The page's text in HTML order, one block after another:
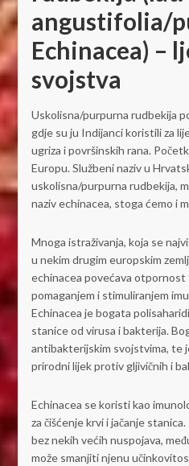
angustifolia/
Echinacea) –
svojstva
Uskolisna/purpurna rudbekija
gdje su ju Indijanci koristili za
ugriza i površinskih rana.
Europu. Službeni naziv u
uskolisna/purpurna rudbekija,
naziv echinacea, stoga ćemo i
Mnoga istraživanja, koja se
u nekim drugim europskim
echinacea povećava otpornost
pomaganjem i stimuliranjem
Echinacea je bogata
stanice od virusa i bakterija.
antibakterijskim svojstvima, te
prirodni lijek protiv gljivičnih i
Echinacea se koristi kao
za čišćenje krvi i jačanje
bez nekih većih nuspojava,
može smanjiti njenu